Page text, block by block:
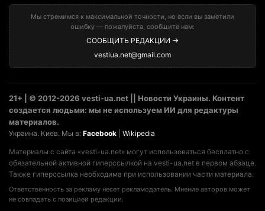
Мы стремимся к максимальной точности, но если вы заметили
ошибку — пожалуйста, сообщите нам:
СООБЩИТЬ РЕДАКЦИИ →
vestiua.net@gmail.com
21+ | © 2012-2026 vesti-ua.net || Новости Украины. Контент
создается людьми: мы не используем ИИ для редактуры
материалов.
Украина. Киев. Мы в: Facebook Wikipedia
Материалы с сайта «vesti-ua.net» могут использоваться бесплатно с
обязательной активной гиперссылкой на vesti-ua.net в первом абзаце.
Также гиперссылка необходима при использовании части материала.
Ответственность за рекламу несет рекламодатель. Мнение авторов может
не совпадать с позицией редакции.